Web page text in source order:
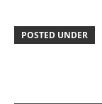
POSTED UNDER